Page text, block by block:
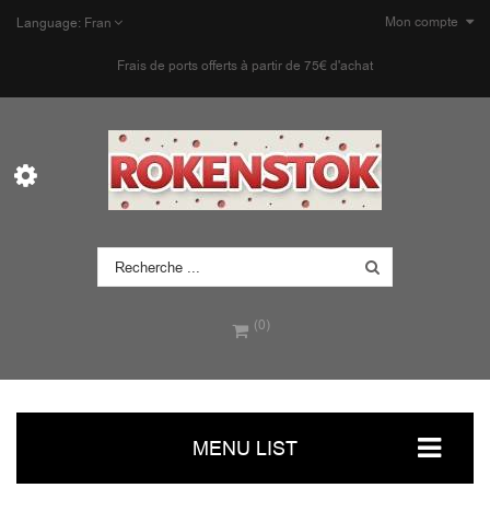
Mon compte
Language: Fran
Frais de ports offerts à partir de 75€ d'achat
(0)
MENU LIST